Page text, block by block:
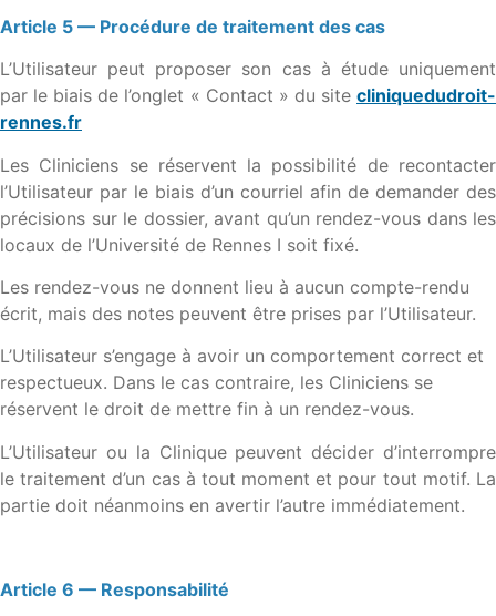
Article 5 — Procédure de traitement des cas
L’Utilisateur peut proposer son cas à étude uniquement
par le biais de l’onglet « Contact » du site cliniquedudroit-
rennes.fr
Les Cliniciens se réservent la possibilité de recontacter
l’Utilisateur par le biais d’un courriel afin de demander des
précisions sur le dossier, avant qu’un rendez-vous dans les
locaux de l’Université de Rennes I soit fixé.
Les rendez-vous ne donnent lieu à aucun compte-rendu
écrit, mais des notes peuvent être prises par l’Utilisateur.
L’Utilisateur s’engage à avoir un comportement correct et
respectueux. Dans le cas contraire, les Cliniciens se
réservent le droit de mettre fin à un rendez-vous.
L’Utilisateur ou la Clinique peuvent décider d’interrompre
le traitement d’un cas à tout moment et pour tout motif. La
partie doit néanmoins en avertir l’autre immédiatement.
Article 6 — Responsabilité